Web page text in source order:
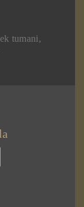
tumani,